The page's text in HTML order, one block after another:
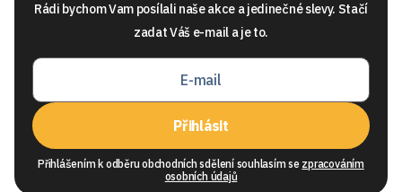
Rádi bychom Vam posílali naše akce a jedinečné slevy. Stačí
zadat Váš e-mail a je to.
Přihlásit
Přihlášením k odběru obchodních sdělení souhlasím se zpracováním
osobních údajů